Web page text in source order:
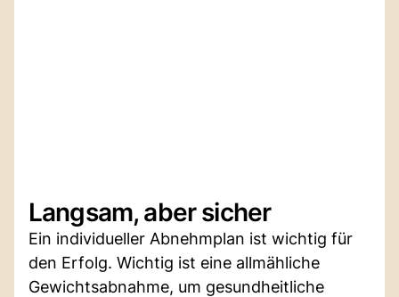
Langsam, aber sicher
Ein individueller Abnehmplan ist wichtig für
den Erfolg. Wichtig ist eine allmähliche
Gewichtsabnahme, um gesundheitliche